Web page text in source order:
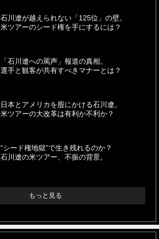
石川遼が越えられない「125位」の壁。
米ツアーのシード権を手にするには？
「石川遼への罵声」報道の真相。
選手と観客が共有すべきマナーとは？
日本とアメリカを股にかける石川遼。
米ツアーの大改革は有利か不利か？
“シード権地獄”で生き残れるのか？
石川遼の米ツアー、不振の背景。
もっと見る